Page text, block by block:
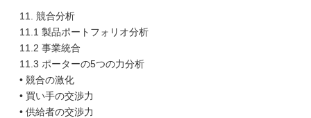
11. 競合分析
11.1 製品ポートフォリオ分析
11.2 事業統合
11.3 ポーターの5つの力分析
• 競合の激化
• 買い手の交渉力
• 供給者の交渉力